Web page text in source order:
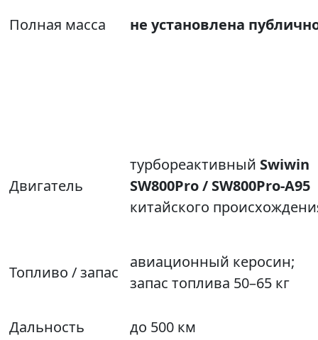
Полная масса не установлена
Двигатель
турбореактивный Swiwin
SW800Pro / SW800Pro‑A95
китайского
Топливо / запас
авиационный керосин;
запас топлива 50–65 кг
Дальность до 500 км